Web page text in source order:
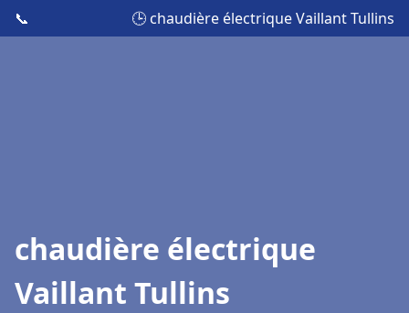
📞 🕒 chaudière électrique Vaillant Tullins
chaudière électrique
Vaillant Tullins